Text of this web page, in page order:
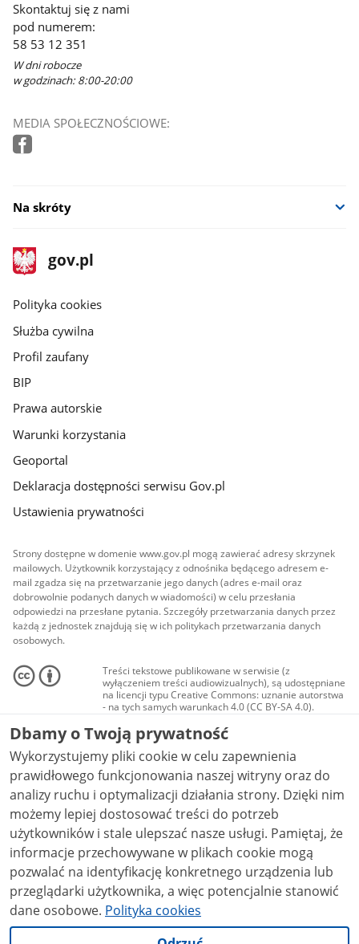
Skontaktuj się z nami
pod numerem:
58 53 12 351
W dni robocze
w godzinach: 8:00-20:00
MEDIA SPOŁECZNOŚCIOWE:
Na skróty
stopka
gov.pl
Strona
gov.pl
gov.pl
Polityka cookies
Służba cywilna
Profil zaufany
BIP
Prawa autorskie
Warunki korzystania
Geoportal
Deklaracja dostępności serwisu Gov.pl
Ustawienia prywatności
Strony dostępne w domenie www.gov.pl mogą zawierać adresy skrzynek
mailowych. Użytkownik korzystający z odnośnika będącego adresem e-
mail zgadza się na przetwarzanie jego danych (adres e-mail oraz
dobrowolnie podanych danych w wiadomości) w celu przesłania
odpowiedzi na przesłane pytania. Szczegóły przetwarzania danych przez
każdą z jednostek znajdują się w ich politykach przetwarzania danych
osobowych.
Treści tekstowe publikowane w serwisie (z
wyłączeniem treści audiowizualnych), są udostępniane
na licencji typu Creative Commons: uznanie autorstwa
- na tych samych warunkach 4.0 (CC BY-SA 4.0).
Materiały audiowizualne, w tym zdjęcia, materiały
audio i wideo, są udostępniane na licencji typu
Creative Commons: uznanie autorstwa użycie
niekomercyjne - bez utworów zależnych 4.0 (CC BY-
NC-ND 4.0), o ile nie jest to stwierdzone inaczej.
Dbamy o Twoją prywatność
Wykorzystujemy pliki cookie w celu zapewnienia
prawidłowego funkcjonowania naszej witryny oraz do
analizy ruchu i optymalizacji działania strony. Dzięki nim
możemy lepiej dostosować treści do potrzeb
użytkowników i stale ulepszać nasze usługi. Pamiętaj, że
informacje przechowywane w plikach cookie mogą
pozwalać na identyfikację konkretnego urządzenia lub
przeglądarki użytkownika, a więc potencjalnie stanowić
dane osobowe. Polityka cookies